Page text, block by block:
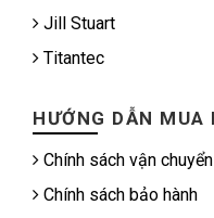
Jill Stuart
Titantec
HƯỚNG DẪN MUA
Chính sách vận chuyển
Chính sách bảo hành